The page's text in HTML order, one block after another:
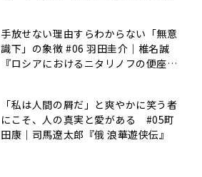
手放せない理由すらわからない「無意
識下」の象徴 #06 羽田圭介｜椎名誠
『ロシアにおけるニタリノフの便座に
「私は人間の屑だ」と爽やかに笑う者
にこそ、人の真実と愛がある #05町
田康｜司馬遼太郎『俄 浪華遊侠伝』